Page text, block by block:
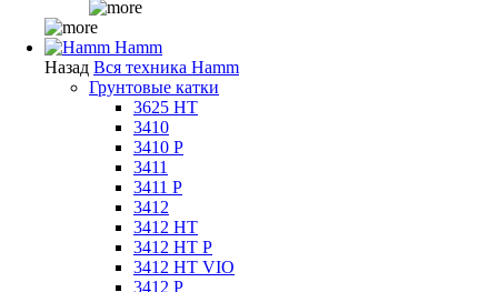
Hamm
Назад Вся техника Hamm
Грунтовые катки
3625 HT
3410
3410 P
3411
3411 P
3412
3412 HT
3412 HT P
3412 HT VIO
3412 P